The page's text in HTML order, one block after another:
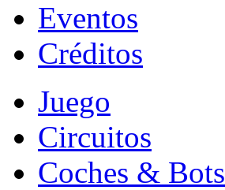
Eventos
Créditos
Juego
Circuitos
Coches & Bots